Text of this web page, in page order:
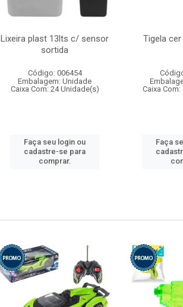
Lixeira plast 13lts c/ sensor
sortida
Código: 006454
Embalagem: Unidade
Caixa Com: 24 Unidade(s)
Faça seu login ou
cadastre-se para
comprar.
Tigela
Caixa
Faça